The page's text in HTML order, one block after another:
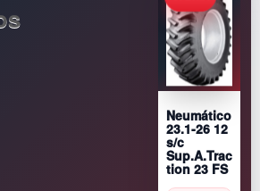
Neumático
23.1-26 12
s/c
Sup.A.Trac
tion 23 FS